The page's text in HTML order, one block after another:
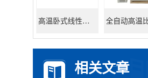
高温卧式线性热膨胀系数测定仪
相关文章